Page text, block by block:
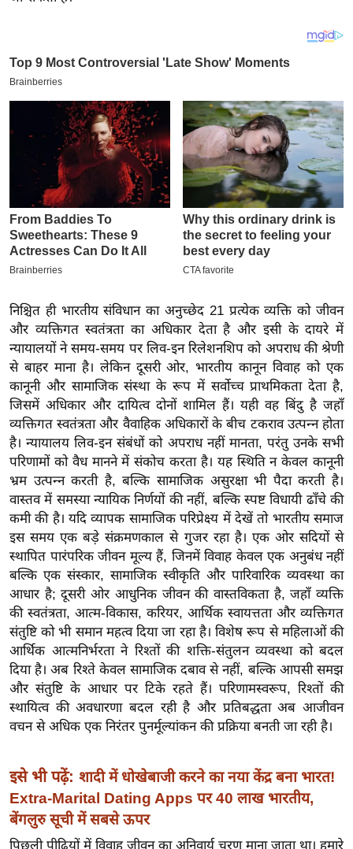
0
क्रा
इ
र
मि
सा
बे
मि
सा
ल
श
ख्सि
य
त
यं
ग
इं
डि
या
सा
हि
त्य
ज
ग
त
ऑ
व
र्ल्ड
न्यू
निश्चित ही भारतीय संविधान का अनुच्छेद 21 प्रत्येक व्यक्ति को जीवन
और व्यक्तिगत स्वतंत्रता का अधिकार देता है और इसी के दायरे में
न्यायालयों ने समय-समय पर लिव-इन रिलेशनशिप को अपराध की श्रेणी
से बाहर माना है। लेकिन दूसरी ओर, भारतीय कानून विवाह को एक
कानूनी और सामाजिक संस्था के रूप में सर्वोच्च प्राथमिकता देता है,
जिसमें अधिकार और दायित्व दोनों शामिल हैं। यही वह बिंदु है जहाँ
व्यक्तिगत स्वतंत्रता और वैवाहिक अधिकारों के बीच टकराव उत्पन्न होता
है। न्यायालय लिव-इन संबंधों को अपराध नहीं मानता, परंतु उनके सभी
परिणामों को वैध मानने में संकोच करता है। यह स्थिति न केवल कानूनी
भ्रम उत्पन्न करती है, बल्कि सामाजिक असुरक्षा भी पैदा करती है।
वास्तव में समस्या न्यायिक निर्णयों की नहीं, बल्कि स्पष्ट विधायी ढाँचे की
कमी की है। यदि व्यापक सामाजिक परिप्रेक्ष्य में देखें तो भारतीय समाज
इस समय एक बड़े संक्रमणकाल से गुजर रहा है। एक ओर सदियों से
स्थापित पारंपरिक जीवन मूल्य हैं, जिनमें विवाह केवल एक अनुबंध नहीं
बल्कि एक संस्कार, सामाजिक स्वीकृति और पारिवारिक व्यवस्था का
आधार है; दूसरी ओर आधुनिक जीवन की वास्तविकता है, जहाँ व्यक्ति
की स्वतंत्रता, आत्म-विकास, करियर, आर्थिक स्वायत्तता और व्यक्तिगत
संतुष्टि को भी समान महत्व दिया जा रहा है। विशेष रूप से महिलाओं की
आर्थिक आत्मनिर्भरता ने रिश्तों की शक्ति-संतुलन व्यवस्था को बदल
दिया है। अब रिश्ते केवल सामाजिक दबाव से नहीं, बल्कि आपसी समझ
और संतुष्टि के आधार पर टिके रहते हैं। परिणामस्वरूप, रिश्तों की
स्थायित्व की अवधारणा बदल रही है और प्रतिबद्धता अब आजीवन
वचन से अधिक एक निरंतर पुनर्मूल्यांकन की प्रक्रिया बनती जा रही है।
इसे भी पढ़ें: शादी में धोखेबाजी करने का नया केंद्र बना भारत!
Extra-Marital Dating Apps पर 40 लाख भारतीय,
बेंगलुरु सूची में सबसे ऊपर
पिछली पीढ़ियों में विवाह जीवन का अनिवार्य चरण माना जाता था। हमारे